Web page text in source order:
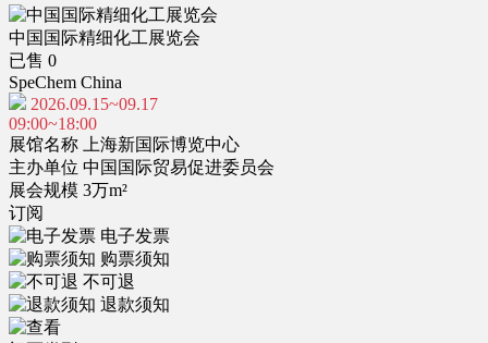
中国国际精细化工展览会
已售 0
SpeChem China
2026.09.15~09.17
09:00~18:00
展馆名称
上海新国际博览中心
主办单位 中国国际贸易促进委员会
展会规模 3万m²
订阅
电子发票
购票须知
不可退
退款须知